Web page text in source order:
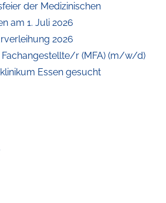
der Medizinischen
am 1. Juli 2026
2026
r (MFA) (m/w/d)
Essen gesucht